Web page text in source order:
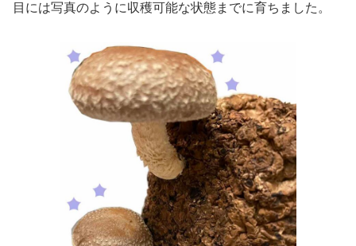
目には写真のように収穫可能な状態までに育ちました。